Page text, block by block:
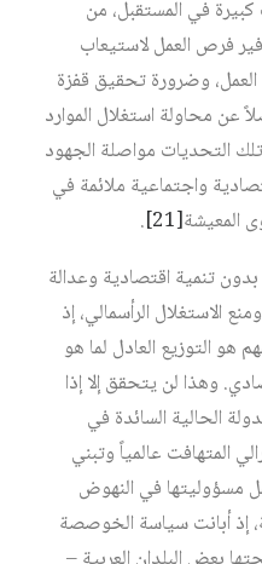
كبيرة في المستقبل، من
فرص العمل لاستيعاب
العمل، وضرورة تحقيق قفزة
عن محاولة استغلال الموارد
التحديات مواصلة الجهود
واجتماعية ملائمة في
المعيشة[21]
.
تنمية اقتصادية وعدالة
الاستغلال الرأسمالي، إذ
هو التوزيع العادل لما هو
وهذا لن يتحقق إلا إذا
الحالية السائدة في
المتهافت عالمياً وتبني
مسؤوليتها في النهوض
إذ أبانت سياسة الخوصصة